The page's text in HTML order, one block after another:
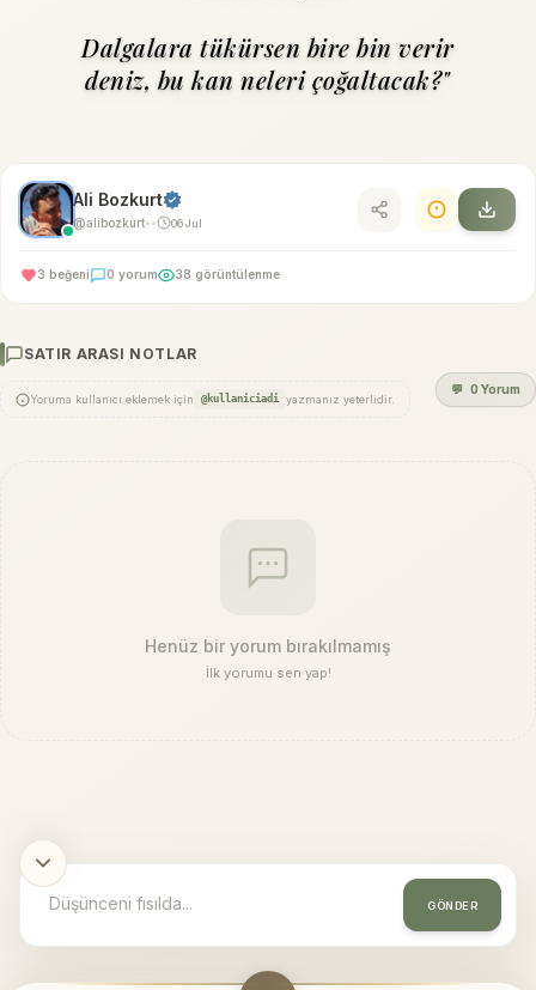
Dalgalara tükürsen bire bin verir
deniz, bu kan neleri çoğaltacak?"
Ali Bozkurt
@alibozkurt• • 06 Jul
3 beğeni 0 yorum 38 görüntülenme
SATIR ARASI NOTLAR
Yoruma kullanıcı eklemek için @kullaniciadi yazmanız yeterlidir.
💬 0 Yorum
Henüz bir yorum bırakılmamış
İlk yorumu sen yap!
GÖNDER